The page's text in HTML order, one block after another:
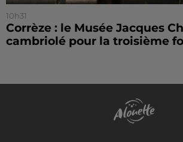
10h31
Corrèze : le Musée Jacques
cambriolé pour la troisième